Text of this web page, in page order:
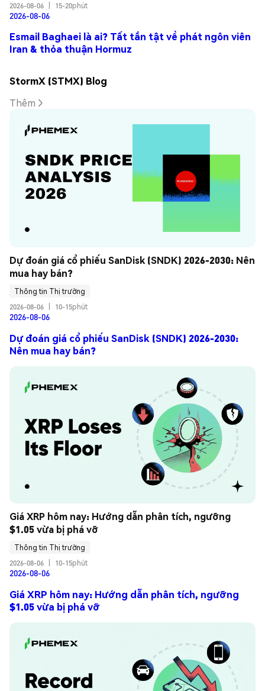
2026-08-06
15-20phút
2026-08-06
Esmail Baghaei là ai? Tất tần tật về phát ngôn viên
Iran & thỏa thuận Hormuz
StormX (STMX) Blog
Thêm
Dự đoán giá cổ phiếu SanDisk (SNDK) 2026-2030: Nên
mua hay bán?
Thông tin Thị trường
2026-08-06
10-15phút
2026-08-06
Dự đoán giá cổ phiếu SanDisk (SNDK) 2026-2030:
Nên mua hay bán?
Giá XRP hôm nay: Hướng dẫn phân tích, ngưỡng
$1.05 vừa bị phá vỡ
Thông tin Thị trường
2026-08-06
10-15phút
2026-08-06
Giá XRP hôm nay: Hướng dẫn phân tích, ngưỡng
$1.05 vừa bị phá vỡ